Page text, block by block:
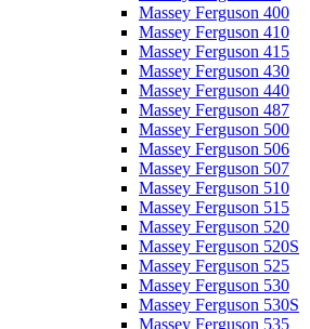
Massey Ferguson 400
Massey Ferguson 410
Massey Ferguson 415
Massey Ferguson 430
Massey Ferguson 440
Massey Ferguson 487
Massey Ferguson 500
Massey Ferguson 506
Massey Ferguson 507
Massey Ferguson 510
Massey Ferguson 515
Massey Ferguson 520
Massey Ferguson 520S
Massey Ferguson 525
Massey Ferguson 530
Massey Ferguson 530S
Massey Ferguson 535